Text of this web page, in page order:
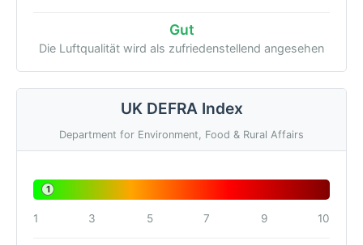
Gut
Die Luftqualität wird als zufriedenstellend angesehen
UK DEFRA Index
Department for Environment, Food & Rural Affairs
1
1 3 5 7 9 10